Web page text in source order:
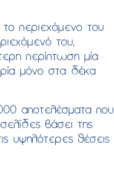
περιεχόμενο του
του,
περίπτωση μία
μόνο στα δέκα
αποτελέσματα που
βάσει της
υψηλότερες θέσεις